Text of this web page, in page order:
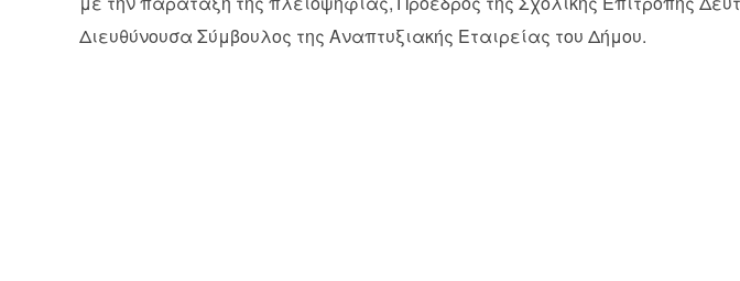
Διευθύνουσα Σύμβουλος της Αναπτυξιακής Εταιρείας του Δήμου.